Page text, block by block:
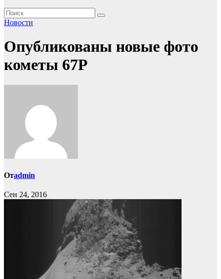
Новости
Опубликованы новые фото
кометы 67P
Отadmin
Сен 24, 2016